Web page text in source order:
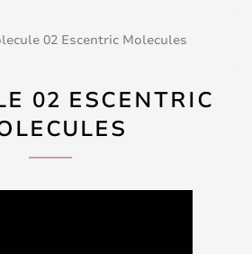
02 Escentric Molecules
02 ESCENTRIC